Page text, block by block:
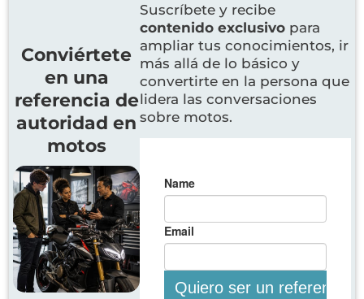
Conviértete
en una
referencia de
autoridad en
motos
Suscríbete y recibe
contenido exclusivo para
ampliar tus conocimientos, ir
más allá de lo básico y
convertirte en la persona que
lidera las conversaciones
sobre motos.